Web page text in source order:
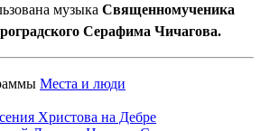
музыка Священномученика
Серафима Чичагова.
Места и люди
Христова на Дебре